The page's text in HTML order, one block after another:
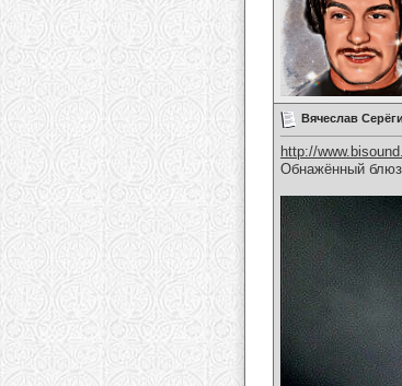
Вячеслав
http://
Обнажённый блюз